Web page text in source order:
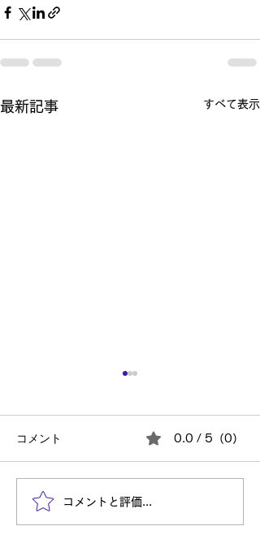
最新記事 すべて表示
2026年の技術トレンドは
「AI組織」になる？
コメント 0.0 / 5（0）
コメントと評価...